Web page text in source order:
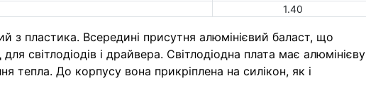
1.40
з пластика. Всередині присутня алюмінієвий баласт, що
для світлодіодів і драйвера. Світлодіодна плата має алюмінієву
тепла. До корпусу вона прикріплена на силікон, як і